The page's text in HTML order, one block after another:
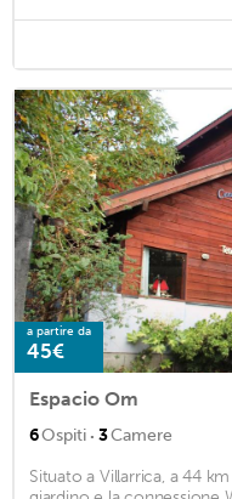
a partire da
45€
Espacio Om
6Ospiti · 3Camere
Situato a Villarrica, a 44